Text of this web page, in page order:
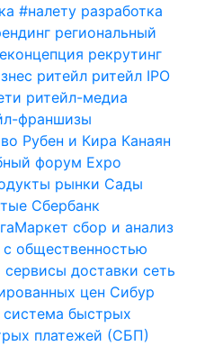
#налету разработка
региональный
рекрутинг
ритейл ритейл IPO
ритейл-медиа
франшизы
Рубен и Кира Канаян
форум Expo
рынки Сады
Сбербанк
сбор и анализ
с общественностью
сервисы доставки сеть
цен Сибур
система быстрых
платежей (СБП)